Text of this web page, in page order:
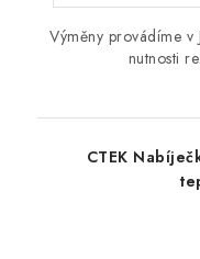
Výměny provádíme v
nutnosti
CTEK